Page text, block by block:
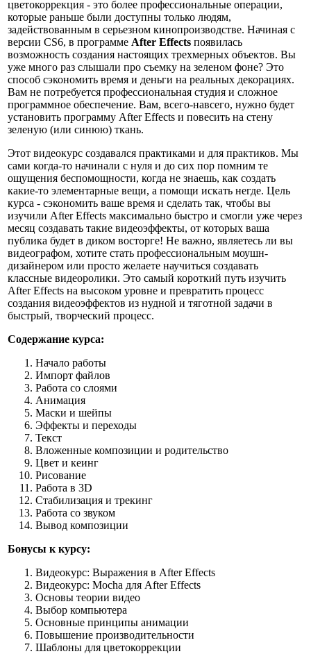
цветокоррекция - это более профессиональные операции,
которые раньше были доступны только людям,
задействованным в серьезном кинопроизводстве. Начиная с
версии CS6, в программе After Effects появилась
возможность создания настоящих трехмерных объектов. Вы
уже много раз слышали про съемку на зеленом фоне? Это
способ сэкономить время и деньги на реальных декорациях.
Вам не потребуется профессиональная студия и сложное
программное обеспечение. Вам, всего-навсего, нужно будет
установить программу After Effects и повесить на стену
зеленую (или синюю) ткань.
Этот видеокурс создавался практиками и для практиков. Мы
сами когда-то начинали с нуля и до сих пор помним те
ощущения беспомощности, когда не знаешь, как создать
какие-то элементарные вещи, а помощи искать негде. Цель
курса - сэкономить ваше время и сделать так, чтобы вы
изучили After Effects максимально быстро и смогли уже через
месяц создавать такие видеоэффекты, от которых ваша
публика будет в диком восторге! Не важно, являетесь ли вы
видеографом, хотите стать профессиональным моушн-
дизайнером или просто желаете научиться создавать
классные видеоролики. Это самый короткий путь изучить
After Effects на высоком уровне и превратить процесс
создания видеоэффектов из нудной и тяготной задачи в
быстрый, творческий процесс.
Содержание курса:
Начало работы
Импорт файлов
Работа со слоями
Анимация
Маски и шейпы
Эффекты и переходы
Текст
Вложенные композиции и родительство
Цвет и кеинг
Рисование
Работа в 3D
Стабилизация и трекинг
Работа со звуком
Вывод композиции
Бонусы к курсу:
Видеокурс: Выражения в After Effects
Видеокурс: Mocha для After Effects
Основы теории видео
Выбор компьютера
Основные принципы анимации
Повышение производительности
Шаблоны для цветокоррекции